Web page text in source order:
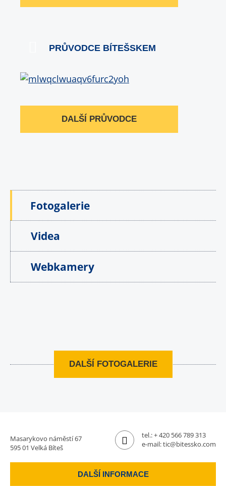
PRŮVODCE BÍTEŠSKEM
DALŠÍ PRŮVODCE
Fotogalerie
Videa
Webkamery
DALŠÍ FOTOGALERIE
Masarykovo náměstí 67
595 01 Velká Bíteš
tel.:+ 420 566 789 313
e-mail:tic@bitessko.com
DALŠÍ INFORMACE